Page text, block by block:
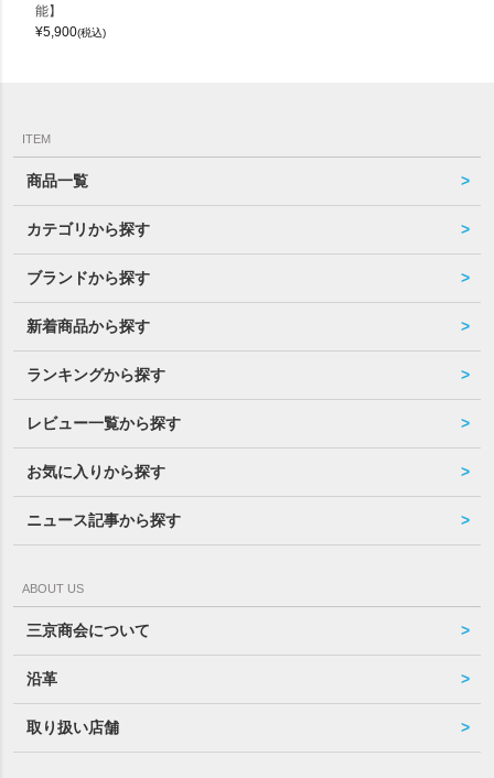
能】
¥5,900(税込)
ITEM
商品一覧
カテゴリから探す
ブランドから探す
新着商品から探す
ランキングから探す
レビュー一覧から探す
お気に入りから探す
ニュース記事から探す
ABOUT US
三京商会について
沿革
取り扱い店舗